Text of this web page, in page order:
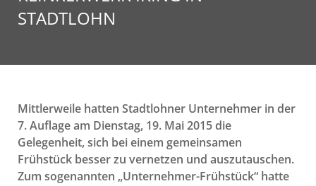
STADTLOHN
Mittlerweile hatten Stadtlohner Unternehmer in der
7. Auflage am Dienstag, 19. Mai 2015 die
Gelegenheit, sich bei einem gemeinsamen
Frühstück besser zu vernetzen und auszutauschen.
Zum sogenannten „Unternehmer-Frühstück“ hatte